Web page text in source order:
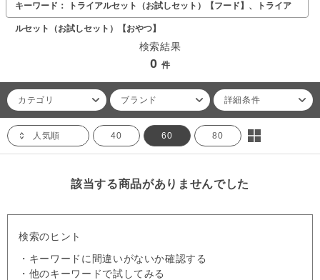
キーワード： トライアルセット（お試しセット）【フード】、トライア
ルセット（お試しセット）【おやつ】
検索結果
0 件
カテゴリ ブランド 詳細条件
人気順 40 60 80
該当する商品がありませんでした
検索のヒント
・キーワードに間違いがないか確認する
・他のキーワードで試してみる